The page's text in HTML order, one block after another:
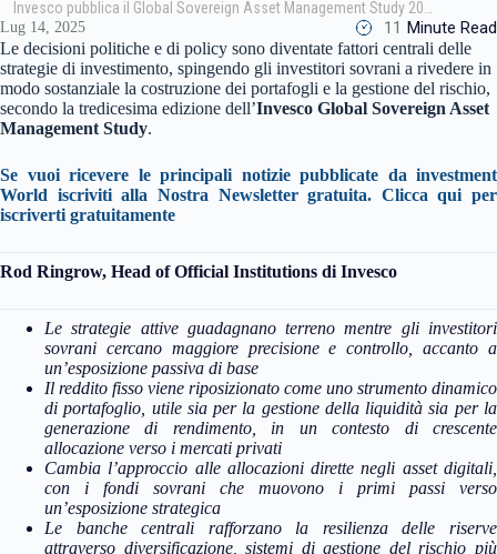
Lug 14, 2025 11 Minute Read
Le decisioni politiche e di policy sono diventate fattori centrali delle
strategie di investimento, spingendo gli investitori sovrani a rivedere in
modo sostanziale la costruzione dei portafogli e la gestione del rischio,
secondo la tredicesima edizione dell’Invesco Global Sovereign Asset
Management Study.
Se vuoi ricevere le principali notizie pubblicate da investment
World iscriviti alla Nostra Newsletter gratuita. Clicca qui per
iscriverti gratuitamente
Rod Ringrow, Head of Official Institutions di Invesco
Le strategie attive guadagnano terreno mentre gli investitori
sovrani cercano maggiore precisione e controllo, accanto a
un’esposizione passiva di base
Il reddito fisso viene riposizionato come uno strumento dinamico
di portafoglio, utile sia per la gestione della liquidità sia per la
generazione di rendimento, in un contesto di crescente
allocazione verso i mercati privati
Cambia l’approccio alle allocazioni dirette negli asset digitali,
con i fondi sovrani che muovono i primi passi verso
un’esposizione strategica
Le banche centrali rafforzano la resilienza delle riserve
attraverso diversificazione, sistemi di gestione del rischio più